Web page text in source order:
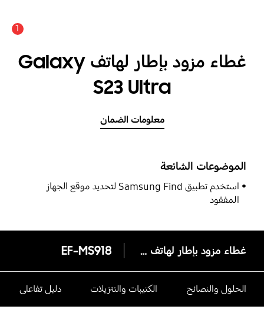
1
غطاء مزود بإطار لهاتف Galaxy
S23 Ultra
معلومات الضمان
الموضوعات الشائعة
استخدم تطبيق Samsung Find لتحديد موقع الجهاز
المفقود
غطاء مزود بإطار لهاتف Galaxy S23 Ultra EF-MS918
الحلول والنصائح الكتيبات والتنزيلات دليل تفاعلى